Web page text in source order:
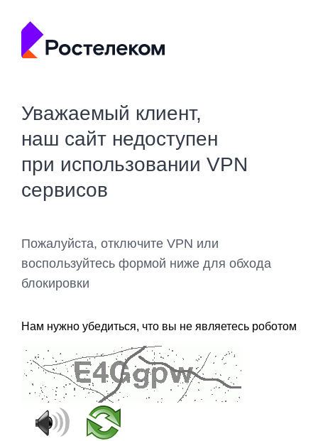
Уважаемый клиент,
наш сайт недоступен
при использовании VPN
сервисов
Пожалуйста, отключите VPN или
воспользуйтесь формой ниже для обхода
блокировки
Нам нужно убедиться, что вы не являетесь роботом